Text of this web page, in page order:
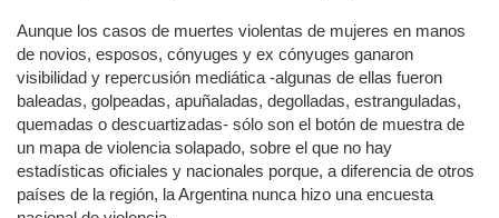
Aunque los casos de muertes violentas de mujeres en manos
de novios, esposos, cónyuges y ex cónyuges ganaron
visibilidad y repercusión mediática -algunas de ellas fueron
baleadas, golpeadas, apuñaladas, degolladas, estranguladas,
quemadas o descuartizadas- sólo son el botón de muestra de
un mapa de violencia solapado, sobre el que no hay
estadísticas oficiales y nacionales porque, a diferencia de otros
países de la región, la Argentina nunca hizo una encuesta